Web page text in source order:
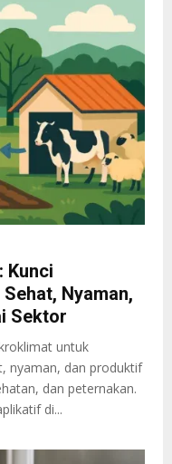
Kunci
Nyaman,
Sektor
untuk
nyaman, dan produktif
dan peternakan.
di...